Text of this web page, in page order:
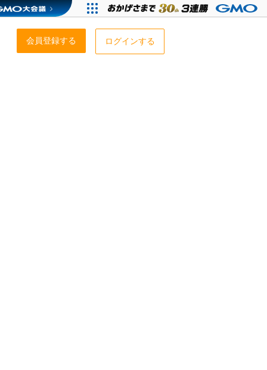
会員登録する ログインする